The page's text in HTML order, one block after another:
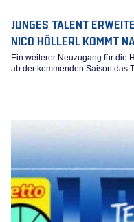
JUNGES TALENT
NICO HÖLLERL KOMMT
Ein weiterer Neuzugang für die
ab der kommenden Saison das